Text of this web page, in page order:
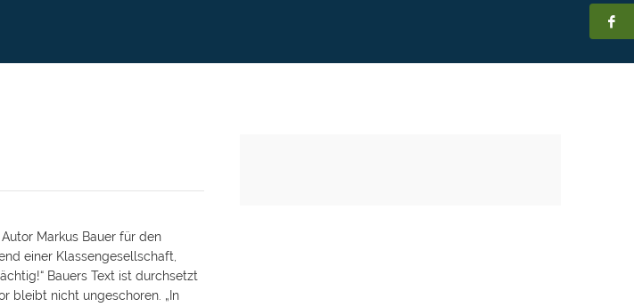
Markus Bauer für den
einer Klassengesellschaft,
Bauers Text ist durchsetzt
bleibt nicht ungeschoren. „In